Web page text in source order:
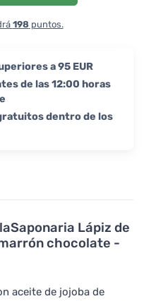
laSaponaria Lápiz de
chocolate -
aceite de jojoba de
198puntos.
a 95 EUR
de las 12:00 horas
dentro de los